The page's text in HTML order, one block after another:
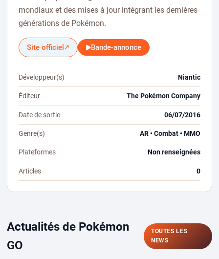
mondiaux et des mises à jour intégrant les dernières
générations de Pokémon.
Site officiel ↗ Bande-annonce
Développeur(s) Niantic
Éditeur The Pokémon Company
Date de sortie 06/07/2016
Genre(s) AR • Combat • MMO
Plateformes Non renseignées
Articles 0
Actualités de Pokémon
GO
TOUTES LES
NEWS